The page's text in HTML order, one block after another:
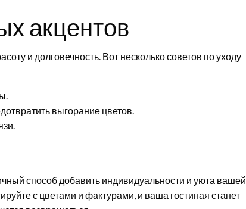
акцентов
и долговечность. Вот несколько советов по уходу
выгорание цветов.
способ добавить индивидуальности и уюта вашей
с цветами и фактурами, и ваша гостиная станет